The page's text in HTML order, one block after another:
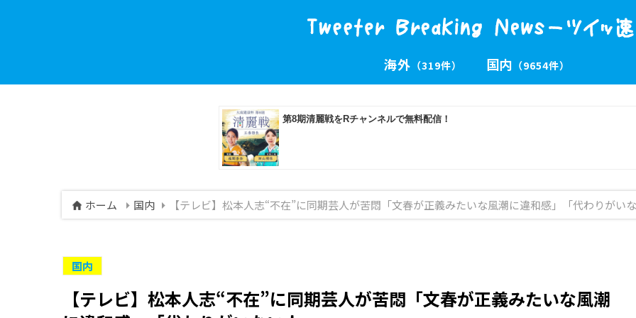
海外 （319件） 国内 （9654件）
ホーム 国内 【テレビ】松本人志“不在”に同期芸人が苦悶「文春が正義みたいな風潮に違和感」「代わりがい
国内
【テレビ】松本人志“不在”に同期芸人が苦悶「文春が正義みたいな風潮